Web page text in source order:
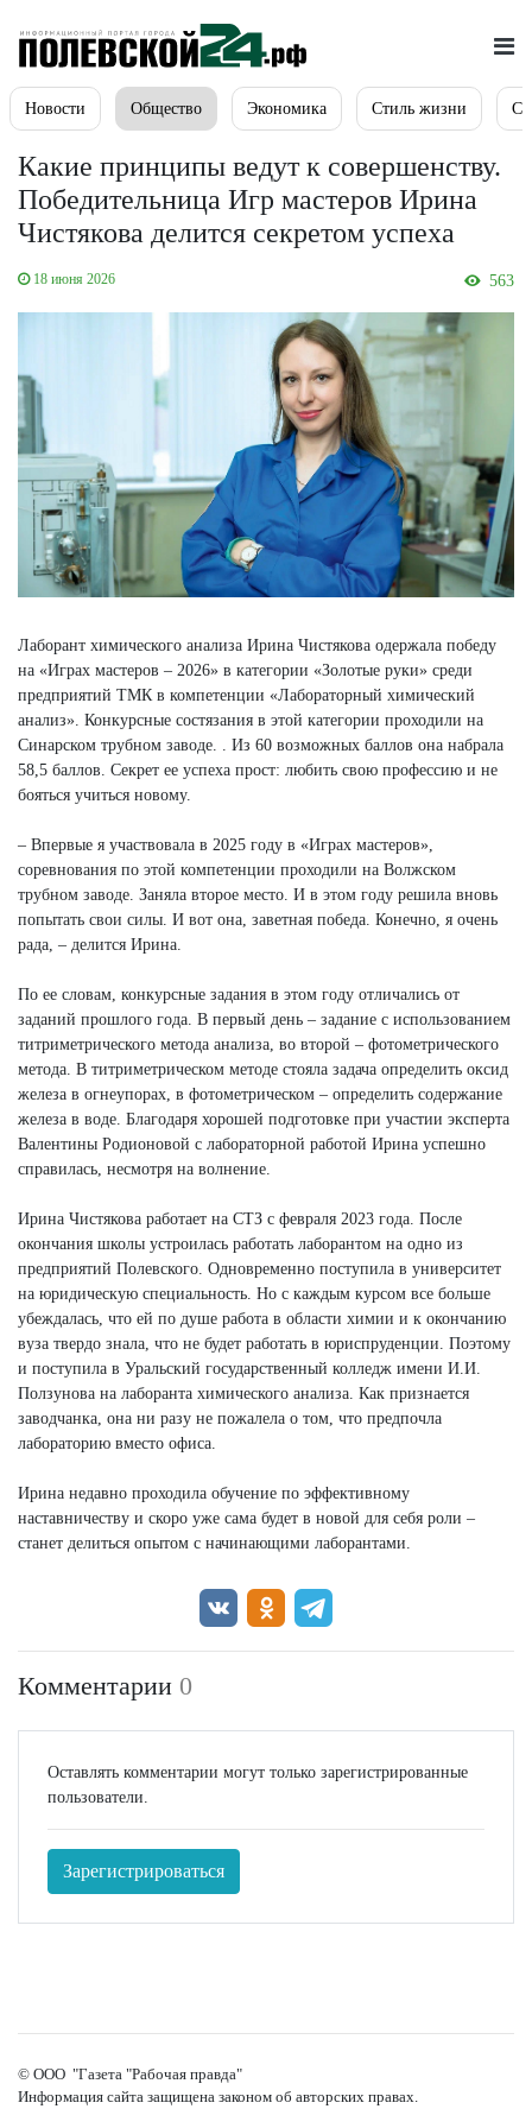
Новости Общество Экономика Стиль жизни
Какие принципы ведут к совершенству.
Победительница Игр мастеров Ирина
Чистякова делится секретом успеха
18 июня 2026 563
Лаборант химического анализа Ирина Чистякова одержала победу
на «Играх мастеров – 2026» в категории «Золотые руки» среди
предприятий ТМК в компетенции «Лабораторный химический
анализ». Конкурсные состязания в этой категории проходили на
Синарском трубном заводе. . Из 60 возможных баллов она набрала
58,5 баллов. Секрет ее успеха прост: любить свою профессию и не
бояться учиться новому.
– Впервые я участвовала в 2025 году в «Играх мастеров»,
соревнования по этой компетенции проходили на Волжском
трубном заводе. Заняла второе место. И в этом году решила вновь
попытать свои силы. И вот она, заветная победа. Конечно, я очень
рада, – делится Ирина.
По ее словам, конкурсные задания в этом году отличались от
заданий прошлого года. В первый день – задание с использованием
титриметрического метода анализа, во второй – фотометрического
метода. В титриметрическом методе стояла задача определить оксид
железа в огнеупорах, в фотометрическом – определить содержание
железа в воде. Благодаря хорошей подготовке при участии эксперта
Валентины Родионовой с лабораторной работой Ирина успешно
справилась, несмотря на волнение.
Ирина Чистякова работает на СТЗ с февраля 2023 года. После
окончания школы устроилась работать лаборантом на одно из
предприятий Полевского. Одновременно поступила в университет
на юридическую специальность. Но с каждым курсом все больше
убеждалась, что ей по душе работа в области химии и к окончанию
вуза твердо знала, что не будет работать в юриспруденции. Поэтому
и поступила в Уральский государственный колледж имени И.И.
Ползунова на лаборанта химического анализа. Как признается
заводчанка, она ни разу не пожалела о том, что предпочла
лабораторию вместо офиса.
Ирина недавно проходила обучение по эффективному
наставничеству и скоро уже сама будет в новой для себя роли –
станет делиться опытом с начинающими лаборантами.
Комментарии 0
Оставлять комментарии могут только зарегистрированные
пользователи.
Зарегистрироваться
© ООО "Газета "Рабочая правда"
Информация сайта защищена законом об авторских правах.